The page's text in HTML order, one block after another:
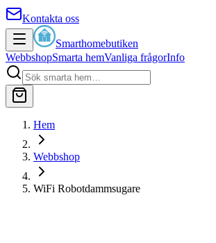
Kontakta oss
Smarthomebutiken
WebbshopSmarta hemVanliga frågorInfo
Hem
Webbshop
WiFi Robotdammsugare